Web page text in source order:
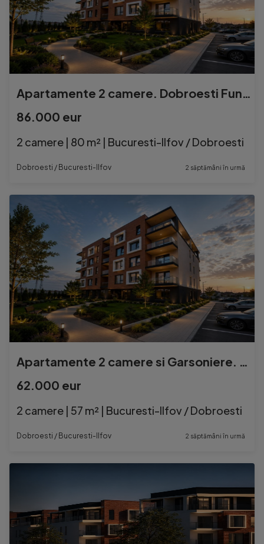
Apartamente 2 camere. Dobroesti Fundeni. la 1,5 km de sector 2
86.000 eur
2 camere | 80 m² | Bucuresti-Ilfov / Dobroesti
Dobroesti / Bucuresti-Ilfov 2 săptămâni în urmă
Apartamente 2 camere si Garsoniere. Direct Dezvoltator. Dobroesti
62.000 eur
2 camere | 57 m² | Bucuresti-Ilfov / Dobroesti
Dobroesti / Bucuresti-Ilfov 2 săptămâni în urmă